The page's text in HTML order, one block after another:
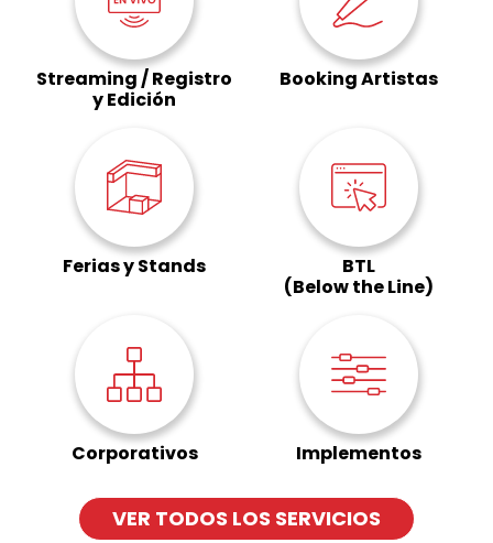
Streaming / Registro
y Edición
Booking Artistas
Ferias y Stands
BTL
(Below the Line)
Corporativos Implementos
VER TODOS LOS SERVICIOS